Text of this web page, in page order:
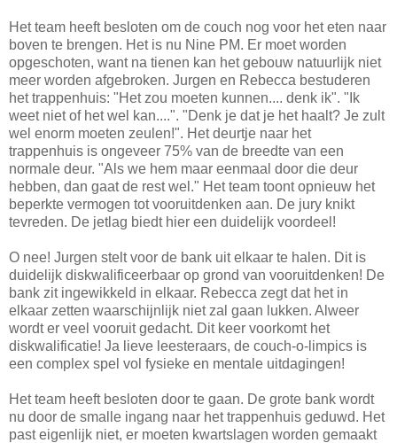
Het team heeft besloten om de couch nog voor het eten naar
boven te brengen. Het is nu Nine PM. Er moet worden
opgeschoten, want na tienen kan het gebouw natuurlijk niet
meer worden afgebroken. Jurgen en Rebecca bestuderen
het trappenhuis: "Het zou moeten kunnen.... denk ik". "Ik
weet niet of het wel kan....". "Denk je dat je het haalt? Je zult
wel enorm moeten zeulen!". Het deurtje naar het
trappenhuis is ongeveer 75% van de breedte van een
normale deur. "Als we hem maar eenmaal door die deur
hebben, dan gaat de rest wel." Het team toont opnieuw het
beperkte vermogen tot vooruitdenken aan. De jury knikt
tevreden. De jetlag biedt hier een duidelijk voordeel!
O nee! Jurgen stelt voor de bank uit elkaar te halen. Dit is
duidelijk diskwalificeerbaar op grond van vooruitdenken! De
bank zit ingewikkeld in elkaar. Rebecca zegt dat het in
elkaar zetten waarschijnlijk niet zal gaan lukken. Alweer
wordt er veel vooruit gedacht. Dit keer voorkomt het
diskwalificatie! Ja lieve leesteraars, de couch-o-limpics is
een complex spel vol fysieke en mentale uitdagingen!
Het team heeft besloten door te gaan. De grote bank wordt
nu door de smalle ingang naar het trappenhuis geduwd. Het
past eigenlijk niet, er moeten kwartslagen worden gemaakt